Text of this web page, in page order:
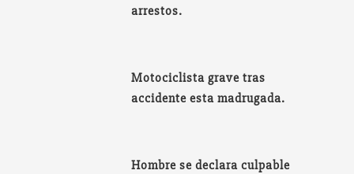
arrestos.
Motociclista grave tras
accidente esta madrugada.
Hombre se declara culpable